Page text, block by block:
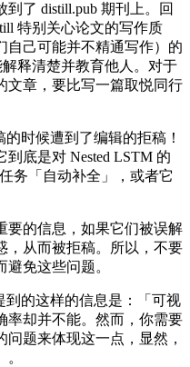
了 distill.pub 期刊上。回
特别关心论文的写作质
自己可能并不精通写作）的
释清楚并教育他人。对于
文章，要比写一篇取悦同行
时候遭到了编辑的拒稿！
底是对 Nested LSTM 的
务「自动补全」，或者它
的信息，如果它们被误解
，从而被拒稿。所以，不要
免这些问题。
的这样的信息是：「可视
率却并不能。然而，你需要
题来体现这一点，显然，